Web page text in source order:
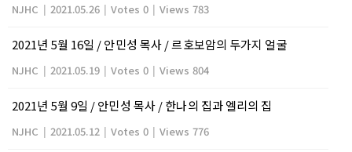
NJHC | 2021.05.26 | Votes 0 | Views 783
2021년 5월 16일 / 안민성 목사 / 르호보암의 두가지 얼굴
NJHC | 2021.05.19 | Votes 0 | Views 804
2021년 5월 9일 / 안민성 목사 / 한나의 집과 엘리의 집
NJHC | 2021.05.12 | Votes 0 | Views 776